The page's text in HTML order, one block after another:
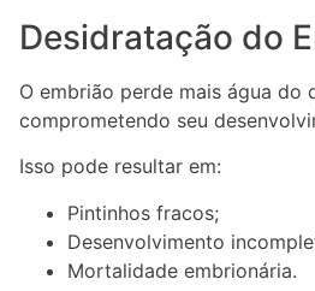
Desidratação do
O embrião perde mais água do
comprometendo seu
Isso pode resultar em:
Pintinhos fracos;
Desenvolvimento
Mortalidade embrionária.